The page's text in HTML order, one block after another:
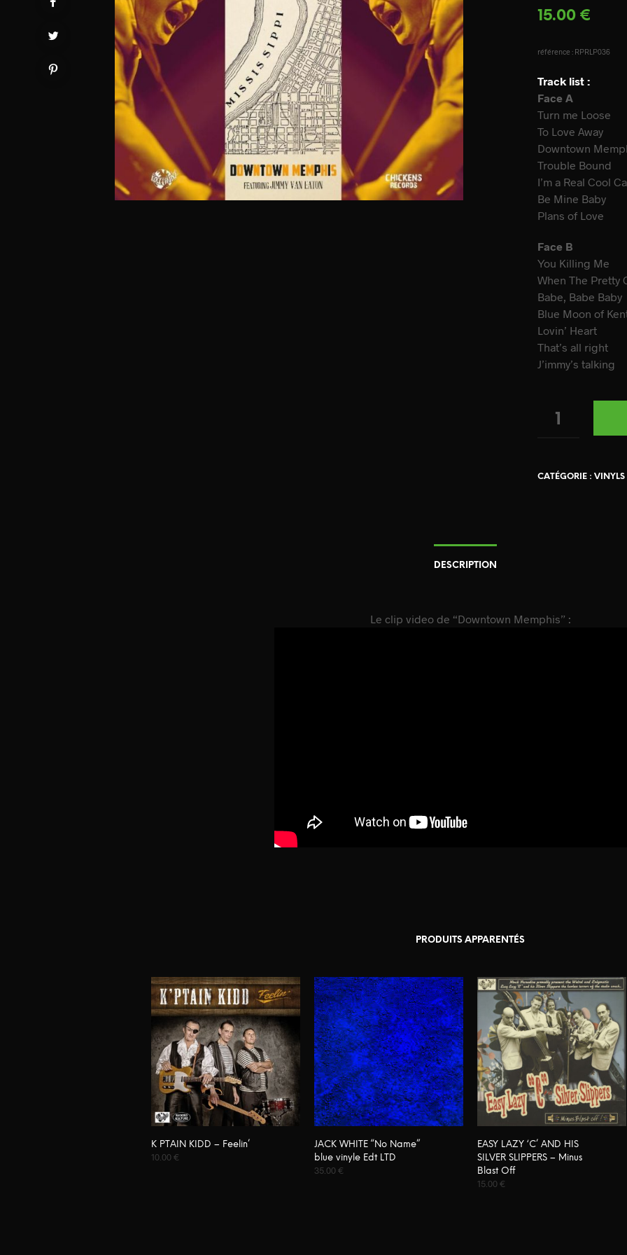
15.00€
référence : RPRLP036
Track list :
Face A
Turn me Loose
To Love Away
Downtown
Trouble Bound
I’m a Real Cool
Be Mine Baby
Plans of Love
Face B
You Killing Me
When The Pretty
Babe, Babe Baby
Blue Moon of
Lovin’ Heart
That’s all right
J’immy’s talking
CATÉGORIE :VINYLS
DESCRIPTION
Le clip video de “Downtown Memphis” :
PRODUITS APPARENTÉS
K PTAIN KIDD – Feelin’
10.00€
JACK WHITE “No Name”
blue vinyle Edt LTD
35.00€
EASY LAZY ‘C’ AND HIS
SILVER SLIPPERS – Minus
Blast Off
15.00€